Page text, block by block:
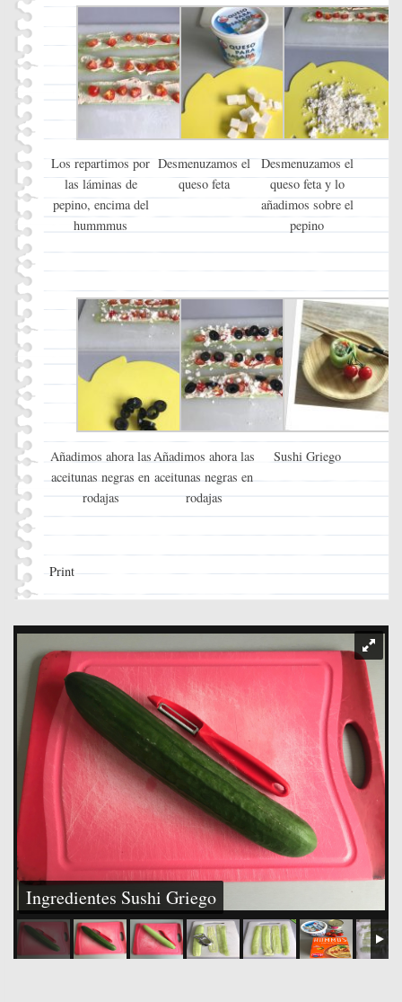
Los repartimos por
las láminas de
pepino, encima del
hummmus
Desmenuzamos el
queso feta
Desmenuzamos el
queso feta y lo
añadimos sobre el
pepino
Añadimos ahora las
aceitunas negras en
rodajas
Añadimos ahora las
aceitunas negras en
rodajas
Sushi Griego
Print
Ingredientes Sushi Griego